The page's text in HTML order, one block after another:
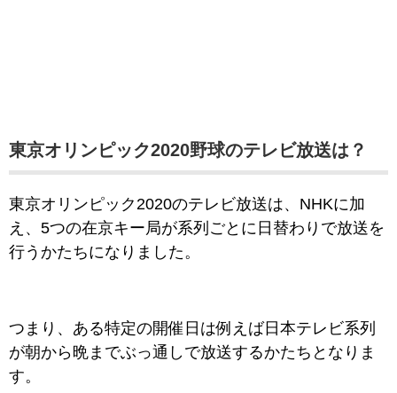
東京オリンピック2020野球のテレビ放送は？
東京オリンピック2020のテレビ放送は、NHKに加
え、5つの在京キー局が系列ごとに日替わりで放送を
行うかたちになりました。
つまり、ある特定の開催日は例えば日本テレビ系列
が朝から晩までぶっ通しで放送するかたちとなりま
す。